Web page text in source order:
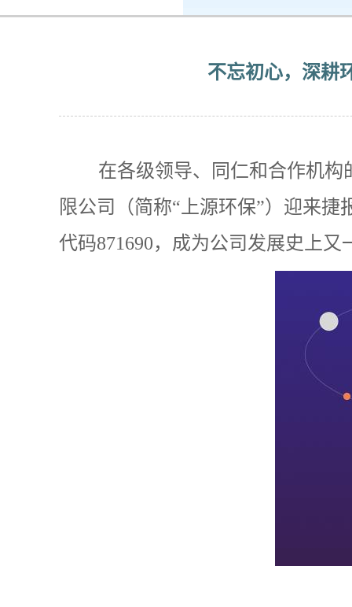
不忘初心，深耕
在各级领导、同仁和合作机构
限公司（简称“上源环保”）迎来
代码871690，成为公司发展史上又